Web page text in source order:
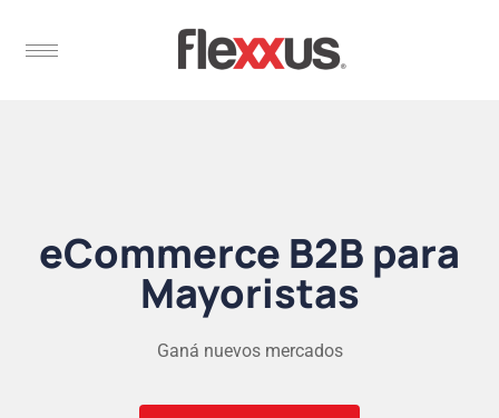
eCommerce B2B para
Mayoristas
Ganá nuevos mercados